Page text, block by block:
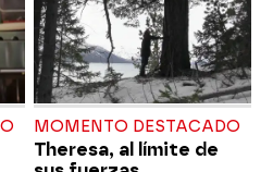
MOMENTO DESTACADO
Theresa, al límite de